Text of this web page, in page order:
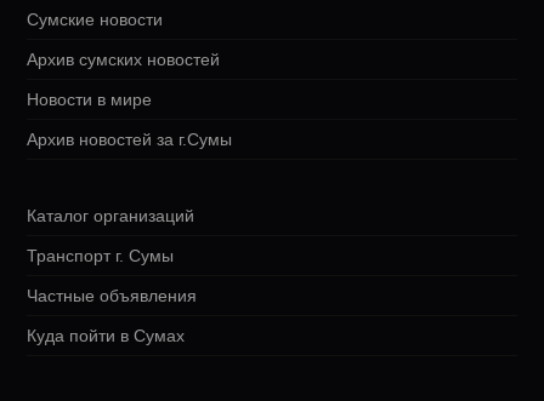
Сумские новости
Архив сумских новостей
Новости в мире
Архив новостей за г.Сумы
Каталог организаций
Транспорт г. Сумы
Частные объявления
Куда пойти в Сумах